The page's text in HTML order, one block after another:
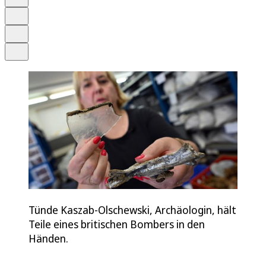
Tünde Kaszab-Olschewski, Archäologin, hält
Teile eines britischen Bombers in den
Händen.